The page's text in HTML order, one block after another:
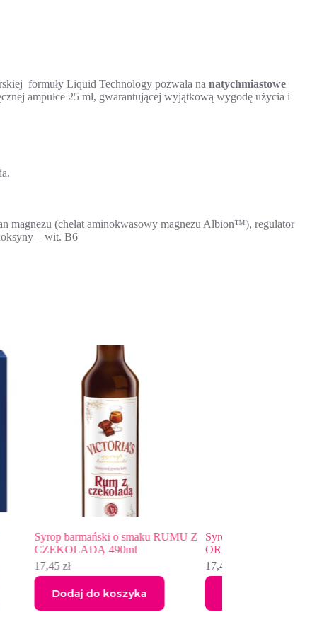
formuły Liquid Technology pozwala na natychmiastowe
ampułce 25 ml, gwarantującej wyjątkową wygodę użycia i
magnezu (chelat aminokwasowy magnezu Albion™), regulator
– wit. B6
RUMU Z
Syrop barmański o smaku
ORZECHA 490ml
17,45
Dodaj do koszyka